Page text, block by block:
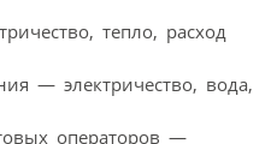
тепло, расход
— электричество, вода,
операторов —